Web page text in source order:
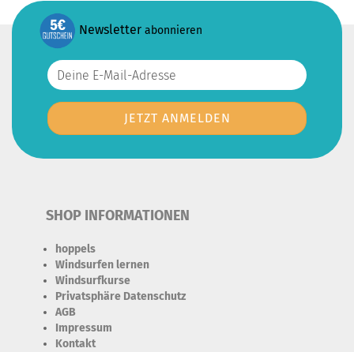
Newsletter abonnieren
SHOP INFORMATIONEN
hoppels
Windsurfen lernen
Windsurfkurse
Privatsphäre Datenschutz
AGB
Impressum
Kontakt